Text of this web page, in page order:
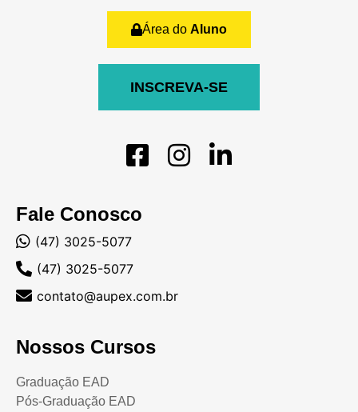
Fale Conosco
(47) 3025-5077
(47) 3025-5077
contato@aupex.com.br
Nossos Cursos
Graduação EAD
Pós-Graduação EAD
Área do Aluno
INSCREVA-SE